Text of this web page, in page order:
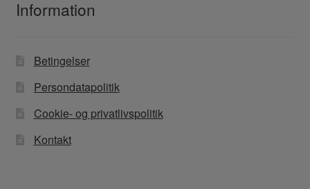
Information
Betingelser
Persondatapolitik
Cookie- og privatlivspolitik
Kontakt